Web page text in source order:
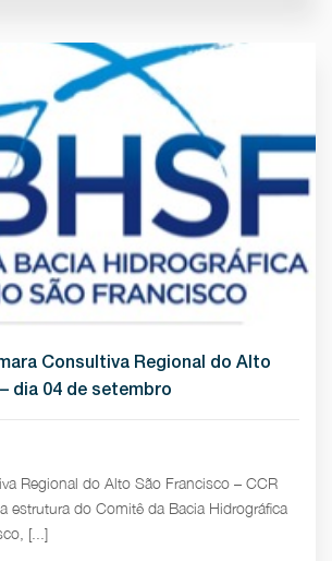
Consultiva Regional do Alto
dia 04 de setembro
Regional do Alto São Francisco – CCR
estrutura do Comitê da Bacia Hidrográfica
[...]